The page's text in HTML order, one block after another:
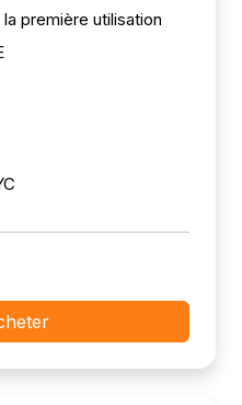
première utilisation